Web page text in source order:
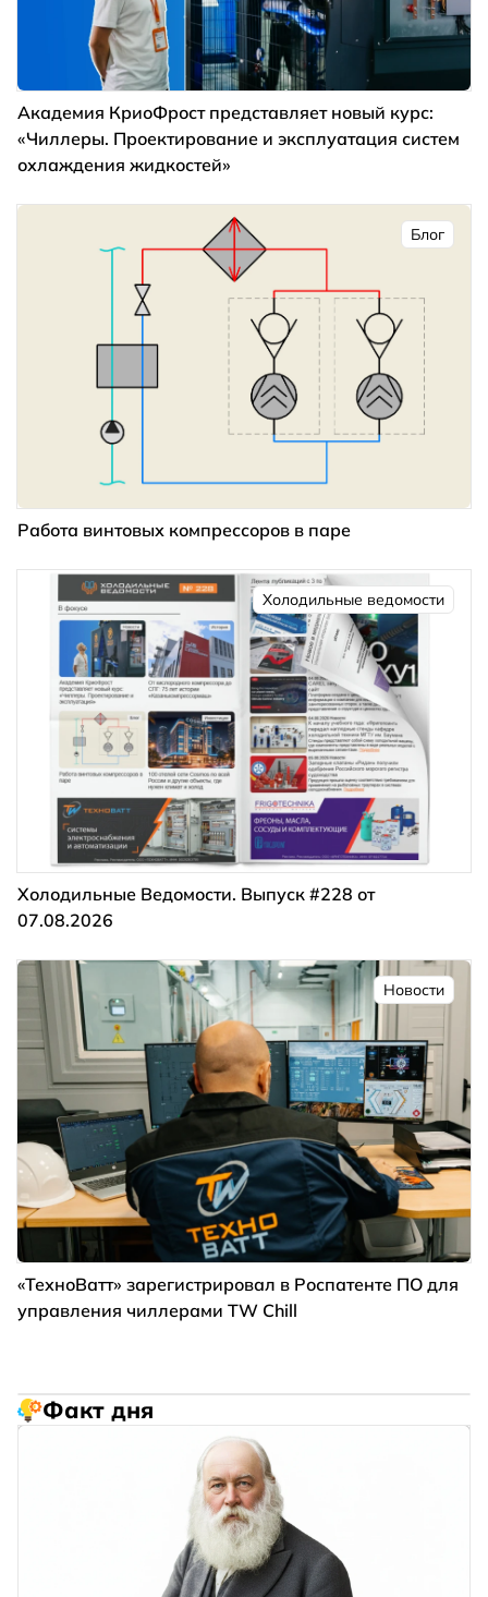
Академия КриоФрост представляет новый курс:
«Чиллеры. Проектирование и эксплуатация систем
охлаждения жидкостей»
Блог
Работа винтовых компрессоров в паре
Холодильные ведомости
Холодильные Ведомости. Выпуск #228 от
07.08.2026
Новости
«ТехноВатт» зарегистрировал в Роспатенте ПО для
управления чиллерами TW Chill
Факт дня